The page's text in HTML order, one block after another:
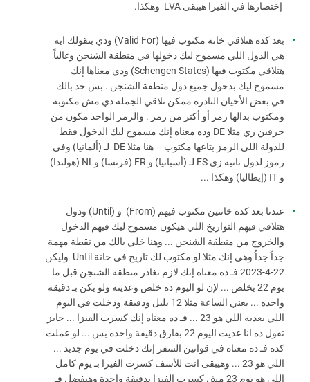
إختصارها في الفيزا هيبقى LVA وهكذا.
بعد كده هتلاقي خانة مكتوب فيها (Valid For) ودي بتقولك ايه
هي الدول اللي مسموح ليك دخولها في منطقة الشنجن وغالباً
هتلاقي مكتوب فيها (Schengen States) ودي معناها إنك
مسموح ليك بدخول جميع دول منطقة الشنجن . بس خد بالك
في بعض الأحيان النادرة ممكن تلاقي الجملة دي مش مكتوبة
ومكتوب بدالها رمز أو أكتر من رمز . والرمز الواحد مكون من
حرفين زي مثلا DE وده معناه إنك مسموح ليك الدخول فقط
للدولة اللي الرمز بتاعها مكتوب – هنا مثلا DE لـ (ألمانيا)
وفي
رموز لدول تانيه زي ES لـ (أسبانيا) و FR (فرنسا) وNL (هولندا)
و IT (إيطاليا) وهكذا ...
عندنا بعد كده خانتين مكتوب فيهم (From) و (Until) ودول
هتلاقي فيهم التواريخ اللي هيكون مسموح ليك فيهم الدخول
والخروج من منطقة الشنجن ... وهنا خلي بالك من نقطة مهمة
جداً جداُ وهي إنك مثلا لو مكتوب لك تاريخ في خانة Until وليكن
22-4-2023 فـ ده معناه إنك لازم تغادر منطقة الشنجن قبل ما
يوم 22 يخلص ... لإن لو اليوم ده خلص وعديتة ولو يكن بـ دقيقة
واحده ... يعني الساعة مثلا 12 بليل ودقيقة ودخلت في اليوم
اللي بعديه اللي هو 23 ... فـ ده معناه إنك كسرت الفيزا ... جايز
تقول ده انا عديت اليوم 22 بفارق دقيقة واحده بس ... لو عملت
كده فـ ده معناه في قوانين السفر إنك دخلت في يوم جديد ...
اللي هو 23 ... وهيبقى انت للأسف كسرت الفيزا بـ يوم كامل
اللي هو يوم 23 مش كسرت الفيزا بدقيقة واحدة وهيفضل فـ